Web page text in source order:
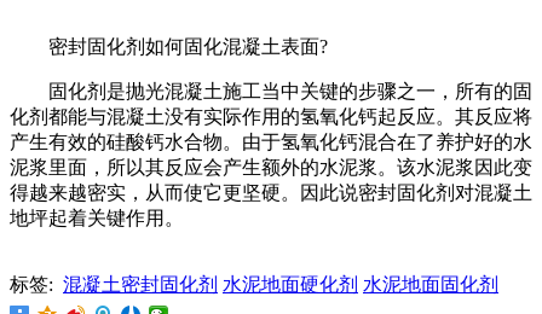
密封固化剂如何固化混凝土表面?
固化剂是抛光混凝土施工当中关键的步骤之一，所有的固
化剂都能与混凝土没有实际作用的氢氧化钙起反应。其反应将
产生有效的硅酸钙水合物。由于氢氧化钙混合在了养护好的水
泥浆里面，所以其反应会产生额外的水泥浆。该水泥浆因此变
得越来越密实，从而使它更坚硬。因此说密封固化剂对混凝土
地坪起着关键作用。
标签: 混凝土密封固化剂 水泥地面硬化剂 水泥地面固化剂